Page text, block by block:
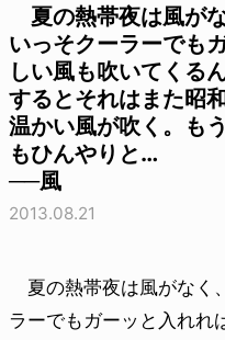
夏の熱帯夜は風が
いっそクーラーでも
しい風も吹いてくる
するとそれはまた昭
温かい風が吹く。も
もひんやりと…
──風
2013.08.21
夏の熱帯夜は風がなく
ラーでもガーッと入れれ